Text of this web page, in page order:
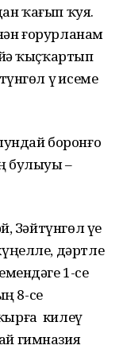
ҡағып ҡуя.
ғорурланам
ҡыҫҡартып
үҙ исеме
боронғо
булыуы –
Зәйтүнгөл үҙе
дәртле
1-се
8-се
килеү
гимназия